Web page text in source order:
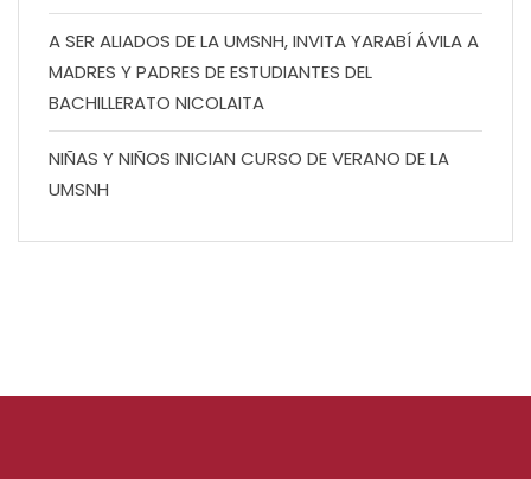
A SER ALIADOS DE LA UMSNH, INVITA YARABÍ ÁVILA A
MADRES Y PADRES DE ESTUDIANTES DEL
BACHILLERATO NICOLAITA
NIÑAS Y NIÑOS INICIAN CURSO DE VERANO DE LA
UMSNH